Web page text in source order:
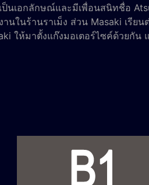
นเอกลักษณ์และมีเพื่อนสนิทชื่อ
นในร้านราเม็ง ส่วน Masaki เรียน
ให้มาตั้งแก๊งมอเตอร์ไซค์ด้วยกัน